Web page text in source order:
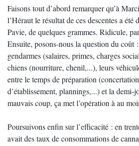
Faisons tout d’abord remarquer qu’à
l’Héraut le résultat de ces descentes a été
Pavie, de quelques grammes. Ridicule,
Ensuite, posons-nous la question du coût
gendarmes (salaires, primes, charges
chiens (nourriture, chenil,...), leurs
entre le temps de préparation
d’établissement, plannings,...) et la demi-
mauvais coup, ça met l’opération à au
Poursuivons enfin sur l’efficacité : en
avait des taux de consommations de